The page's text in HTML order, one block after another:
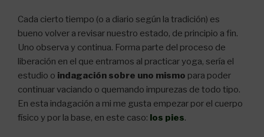
Cada cierto tiempo (o a diario según la tradición) es
bueno volver a revisar nuestro estado, de principio a fin.
Uno observa y continua. Forma parte del proceso de
liberación en el que entramos al practicar yoga, sería el
estudio o indagación sobre uno mismo para poder
continuar vaciando o quemando impurezas de todo tipo.
En esta indagación a mi me gusta empezar por el cuerpo
físico y por la base, en este caso: los pies.